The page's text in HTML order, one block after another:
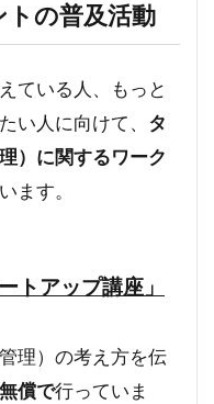
の普及活動
ている人、もっと
い人に向けて、 タ
）に関するワーク
ます。
トアップ講座」
理）の考え方を伝
償で行っていま